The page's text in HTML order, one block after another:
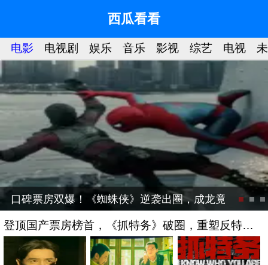
西瓜看看
电影 电视剧 娱乐 音乐 影视 综艺 电视
口碑票房双爆！《蜘蛛侠》逆袭出圈，成龙竟是隐藏
登顶国产票房榜首，《抓特务》破圈，重塑反特片
全新标杆